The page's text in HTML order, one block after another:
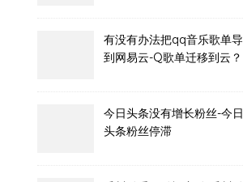
有没有办法把qq音乐歌单导
到网易云-Q歌单迁移到云？
今日头条没有增长粉丝-今日
头条粉丝停滞